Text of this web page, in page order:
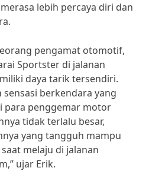
lebih percaya diri dan
pengamat otomotif,
Sportster di jalanan
daya tarik tersendiri.
berkendara yang
para penggemar motor
tidak terlalu besar,
yang tangguh mampu
melaju di jalanan
ujar Erik.